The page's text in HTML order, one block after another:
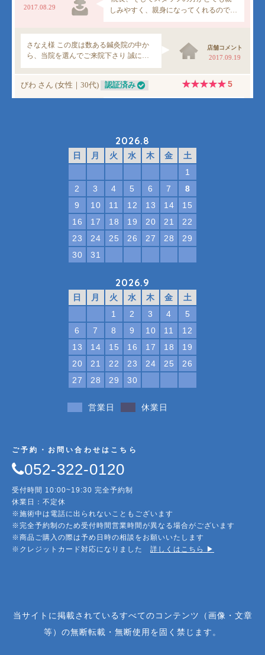
2026.8
日 月 火 水 木 金
土
1
2
3 4 5 6 7
8
9
10 11 12 13 14
15
16
17 18 19 20 21
22
23
24 25 26 27 28
29
30
31
2026.9
日 月 火 水 木 金
土
1
2 3 4
5
6
7 8 9 10 11
12
13
14 15 16 17 18
19
20
21 22 23 24 25
26
27
28 29 30
営業日 休業日
ご予約・お問い合わせはこちら
052-322-0120
受付時間 10:00~19:30 完全予約制
休業日：不定休
※施術中は電話に出られないこともございます
※完全予約制のため受付時間営業時間が異なる場合がございます
※商品ご購入の際は予め日時の相談をお願いいたします
※クレジットカード対応になりました 詳しくはこちら ▶︎
当サイトに掲載されているすべてのコンテンツ（画像・文章
等）の無断転載・無断使用を固く禁じます。